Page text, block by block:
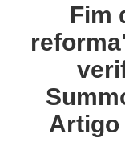
Fim
Artigo